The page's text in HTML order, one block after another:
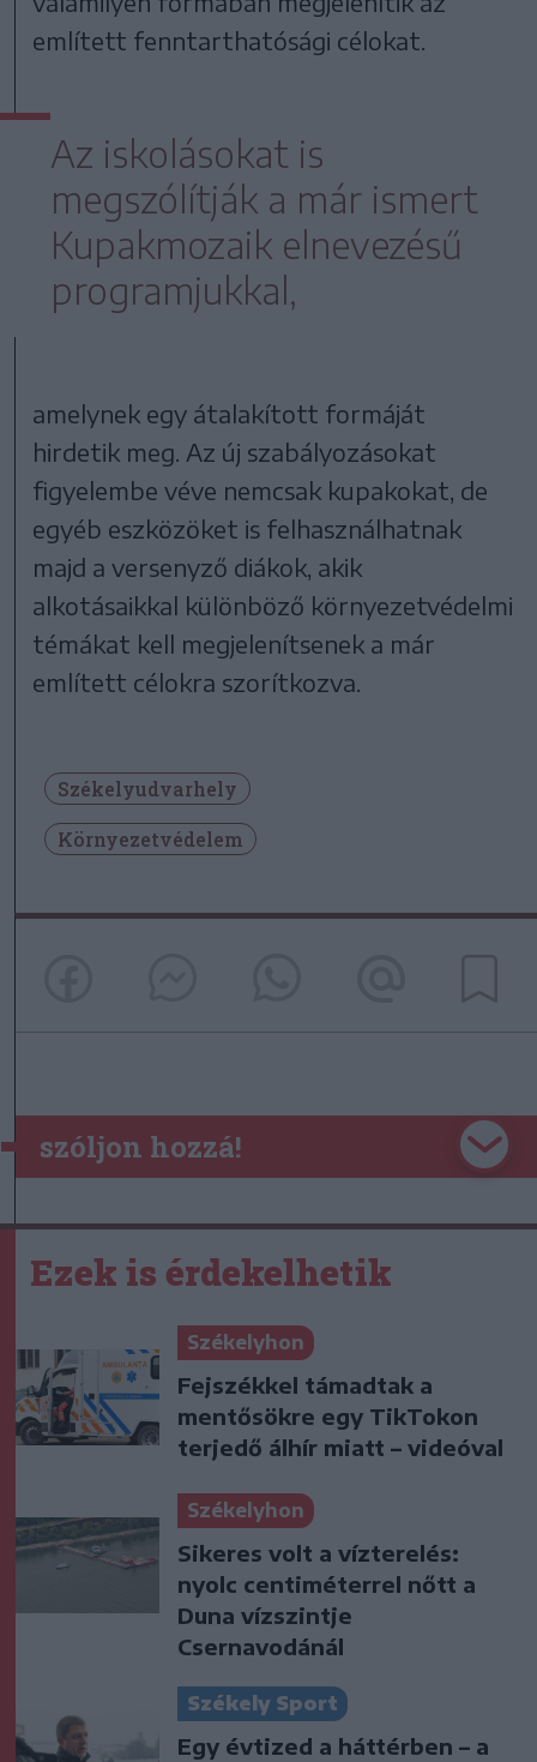
említett fenntarthatósági célokat.
Az iskolásokat is
megszólítják a már ismert
Kupakmozaik elnevezésű
programjukkal,
amelynek egy átalakított formáját
hirdetik meg. Az új szabályozásokat
figyelembe véve nemcsak kupakokat, de
egyéb eszközöket is felhasználhatnak
majd a versenyző diákok, akik
alkotásaikkal különböző környezetvédelmi
témákat kell megjelenítsenek a már
említett célokra szorítkozva.
Székelyudvarhely
Környezetvédelem
szóljon hozzá!
Ezek is érdekelhetik
Székelyhon
Fejszékkel támadtak a
mentősökre egy TikTokon
terjedő álhír miatt – videóval
Székelyhon
Sikeres volt a vízterelés:
nyolc centiméterrel nőtt a
Duna vízszintje
Csernavodánál
Székely Sport
Egy évtized a háttérben – a